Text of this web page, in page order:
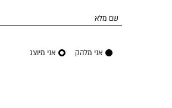
שם מלא
אני מלהק אני מיוצג